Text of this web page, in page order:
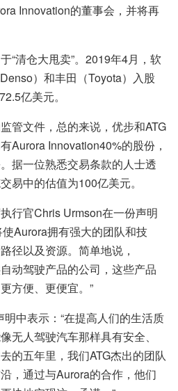
Innovation的董事会，并将再
“清仓大甩卖”。2019年4月，软
）和丰田（Toyota）入股
亿美元。
管文件，总的来说，优步和ATG
Aurora Innovation40%的股份，
据一位熟悉交易条款的人士透
易中的估值为100亿美元。
行官Chris Urmson在一份声明
Aurora拥有强大的团队和技
径以及资源。简单地说，
动驾驶产品的公司，这些产品
方便、更便宜。”
中表示：“在提高人们的生活质
无人驾驶汽车那样具有安全、
的五年里，我们ATG杰出的团队
，通过与Aurora的合作，他们